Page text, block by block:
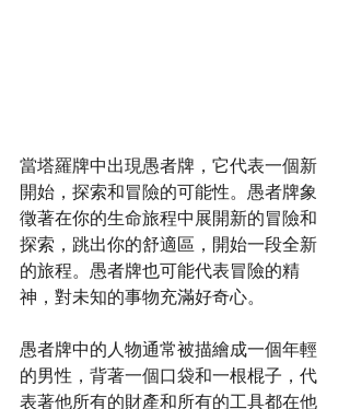
當塔羅牌中出現愚者牌，它代表一個新
開始，探索和冒險的可能性。愚者牌象
徵著在你的生命旅程中展開新的冒險和
探索，跳出你的舒適區，開始一段全新
的旅程。愚者牌也可能代表冒險的精
神，對未知的事物充滿好奇心。
愚者牌中的人物通常被描繪成一個年輕
的男性，背著一個口袋和一根棍子，代
表著他所有的財產和所有的工具都在他